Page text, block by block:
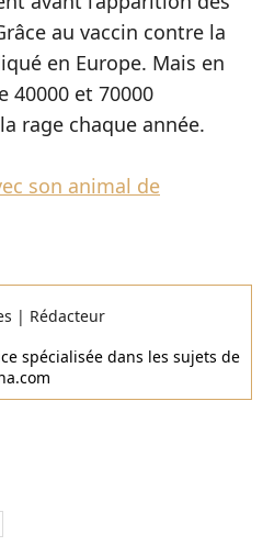
au vaccin contre la
en Europe. Mais en
40000 et 70000
rage chaque année.
son animal de
| Rédacteur
spécialisée dans les sujets de